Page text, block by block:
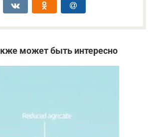
может быть интересно